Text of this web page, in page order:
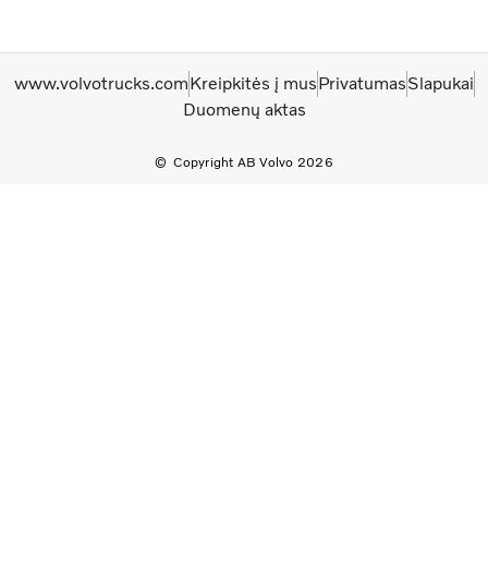
Copyright AB Volvo 2026
www.volvotrucks.comKreipkitės į musPrivatumasSlapukai
Duomenų aktas